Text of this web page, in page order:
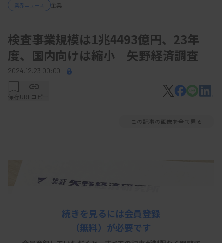
業界ニュース 企業
検査事業規模は1兆4493億円、23年
度、国内向けは縮小 矢野経済調査
2024.12.23 00:00
保存URLコピー
この記事の画像を全て見る
続きを見るには会員登録
（無料）が必要です